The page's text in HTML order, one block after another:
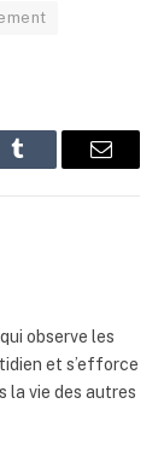
Tumblr
E-
observe les
et s’efforce
la vie des autres